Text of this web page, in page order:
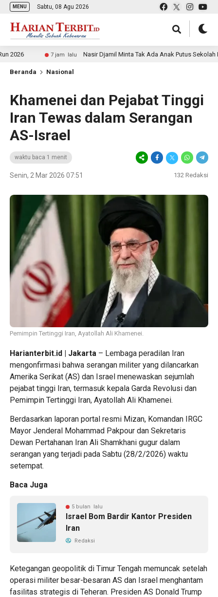
MENU Sabtu, 08 Agu 2026
7 jam lalu Nasir Djamil Minta Tak Ada Anak Putus Sekolah Karena
Beranda Nasional
Khamenei dan Pejabat Tinggi
Iran Tewas dalam Serangan
AS-Israel
waktu baca 1 menit
Senin, 2 Mar 2026 07:51 132 Redaksi
Pemimpin Tertinggi Iran, Ayatollah Ali Khamenei.
Harianterbit.id | Jakarta – Lembaga peradilan Iran
mengonfirmasi bahwa serangan militer yang dilancarkan
Amerika Serikat (AS) dan Israel menewaskan sejumlah
pejabat tinggi Iran, termasuk kepala Garda Revolusi dan
Pemimpin Tertinggi Iran, Ayatollah Ali Khamenei.
Berdasarkan laporan portal resmi Mizan, Komandan IRGC
Mayor Jenderal Mohammad Pakpour dan Sekretaris
Dewan Pertahanan Iran Ali Shamkhani gugur dalam
serangan yang terjadi pada Sabtu (28/2/2026) waktu
setempat.
Baca Juga
5 bulan lalu
Israel Bom Bardir Kantor Presiden
Iran
Redaksi
Ketegangan geopolitik di Timur Tengah memuncak setelah
operasi militer besar-besaran AS dan Israel menghantam
fasilitas strategis di Teheran. Presiden AS Donald Trump